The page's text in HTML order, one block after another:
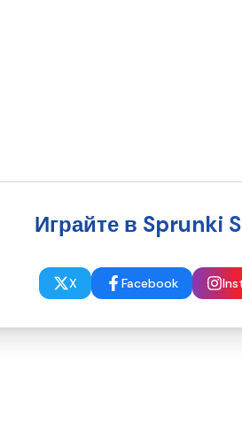
Играйте в Sprunki
X Facebook